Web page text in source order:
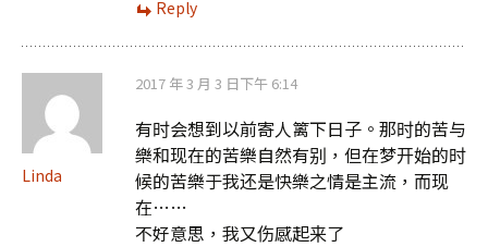
Reply
Linda
2017 年 3 月 3 日下午 6:14
有时会想到以前寄人篱下日子。那时的苦与
樂和现在的苦樂自然有别，但在梦开始的时
候的苦樂于我还是快樂之情是主流，而现
在……
不好意思，我又伤感起来了